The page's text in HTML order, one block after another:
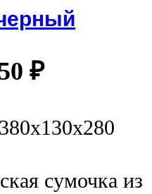
₽
сумочка из